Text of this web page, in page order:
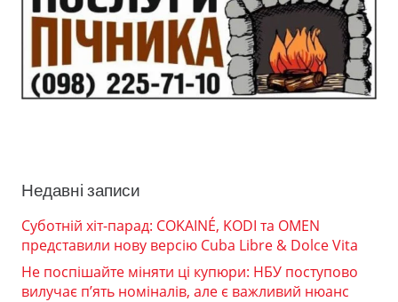
Недавні записи
Суботній хіт-парад: COKAINÉ, KODI та OMEN
представили нову версію Cuba Libre & Dolce Vita
Не поспішайте міняти ці купюри: НБУ поступово
вилучає п’ять номіналів, але є важливий нюанс